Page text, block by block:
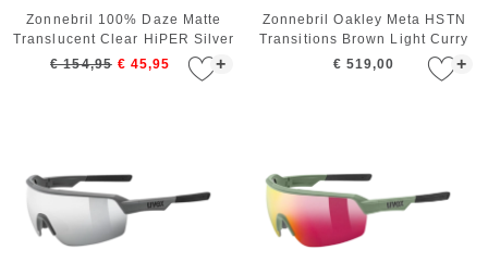
+
Zonnebril 100% Daze Matte
Translucent Clear HiPER Silver
Mirror Lens
€ 154,95 € 45,95 +
Zonnebril Oakley Meta HSTN
Transitions Brown Light Curry
€ 519,00